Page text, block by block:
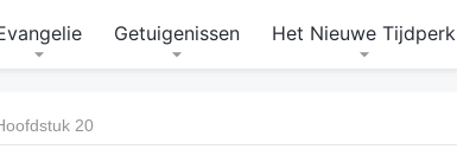
Getuigenissen Het Nieuwe Tijdperk
20